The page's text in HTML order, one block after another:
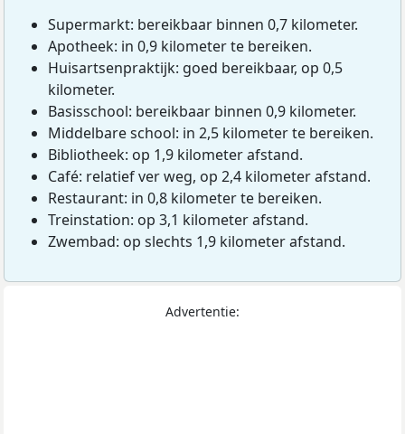
Supermarkt: bereikbaar binnen 0,7 kilometer.
Apotheek: in 0,9 kilometer te bereiken.
Huisartsenpraktijk: goed bereikbaar, op 0,5
kilometer.
Basisschool: bereikbaar binnen 0,9 kilometer.
Middelbare school: in 2,5 kilometer te bereiken.
Bibliotheek: op 1,9 kilometer afstand.
Café: relatief ver weg, op 2,4 kilometer afstand.
Restaurant: in 0,8 kilometer te bereiken.
Treinstation: op 3,1 kilometer afstand.
Zwembad: op slechts 1,9 kilometer afstand.
Advertentie: